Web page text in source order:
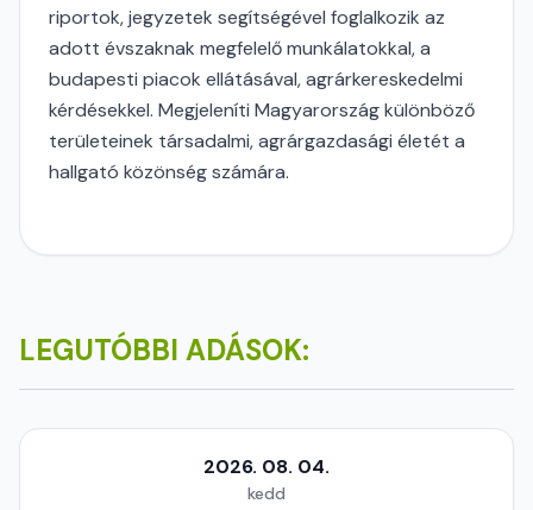
riportok, jegyzetek segítségével foglalkozik az
adott évszaknak megfelelő munkálatokkal, a
budapesti piacok ellátásával, agrárkereskedelmi
kérdésekkel. Megjeleníti Magyarország különböző
területeinek társadalmi, agrárgazdasági életét a
hallgató közönség számára.
LEGUTÓBBI ADÁSOK:
2026. 08. 04.
kedd